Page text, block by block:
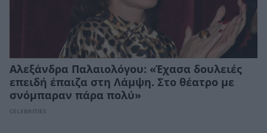
Αλεξάνδρα Παλαιολόγου: «Έχασα δουλειές
επειδή έπαιζα στη Λάμψη. Στο θέατρο με
σνόμπαραν πάρα πολύ»
CELEBRITIES